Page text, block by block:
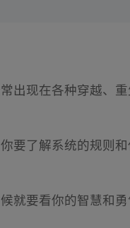
出现在各种穿越、
要了解系统的规则
就要看你的智慧和